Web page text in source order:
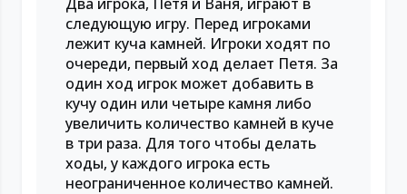
следующую игру. Перед игроками
лежит куча камней. Игроки ходят по
очереди, первый ход делает Петя. За
один ход игрок может добавить в
кучу один или четыре камня либо
увеличить количество камней в куче
в три раза. Для того чтобы делать
ходы, у каждого игрока есть
неограниченное количество камней.